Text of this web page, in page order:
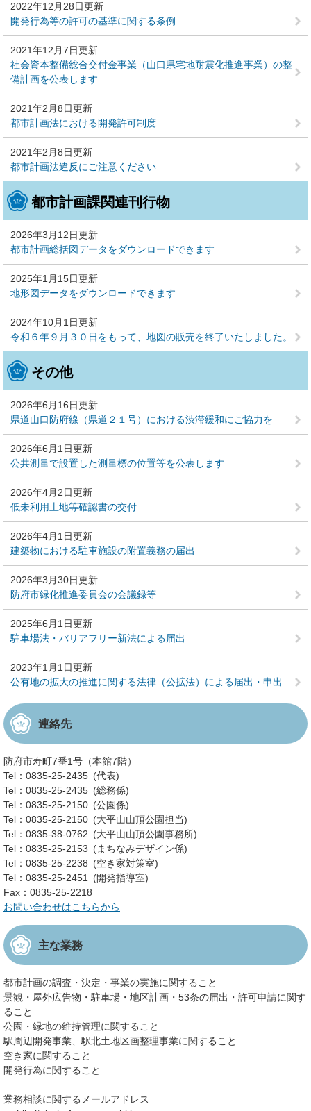
2022年12月28日更新
開発行為等の許可の基準に関する条例
2021年12月7日更新
社会資本整備総合交付金事業（山口県宅地耐震化推進事業）の整
備計画を公表します
2021年2月8日更新
都市計画法における開発許可制度
2021年2月8日更新
都市計画法違反にご注意ください
都市計画課関連刊行物
2026年3月12日更新
都市計画総括図データをダウンロードできます
2025年1月15日更新
地形図データをダウンロードできます
2024年10月1日更新
令和６年９月３０日をもって、地図の販売を終了いたしました。
その他
2026年6月16日更新
県道山口防府線（県道２１号）における渋滞緩和にご協力を
2026年6月1日更新
公共測量で設置した測量標の位置等を公表します
2026年4月2日更新
低未利用土地等確認書の交付
2026年4月1日更新
建築物における駐車施設の附置義務の届出
2026年3月30日更新
防府市緑化推進委員会の会議録等
2025年6月1日更新
駐車場法・バリアフリー新法による届出
2023年1月1日更新
公有地の拡大の推進に関する法律（公拡法）による届出・申出
連絡先
防府市寿町7番1号（本館7階）
Tel：0835-25-2435
代表
Tel：0835-25-2435
総務係
Tel：0835-25-2150
公園係
Tel：0835-25-2150
大平山山頂公園担当
Tel：0835-38-0762
大平山山頂公園事務所
Tel：0835-25-2153
まちなみデザイン係
Tel：0835-25-2238
空き家対策室
Tel：0835-25-2451
開発指導室
Fax：0835-25-2218
お問い合わせはこちらから
主な業務
都市計画の調査・決定・事業の実施に関すること
景観・屋外広告物・駐車場・地区計画・53条の届出・許可申請に関す
ること
公園・緑地の維持管理に関すること
駅周辺開発事業、駅北土地区画整理事業に関すること
空き家に関すること
開発行為に関すること
業務相談に関するメールアドレス